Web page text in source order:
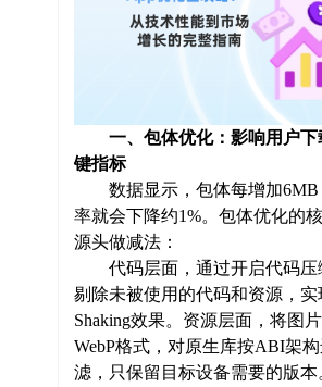
一、包体优化：影响用户
键指标
数据显示，包体每增加6MB
率就会下降约1%。包体优化的
源头做减法：
代码层面，通过开启代码压
剔除未被使用的代码和资源，实
Shaking效果。资源层面，将图
WebP格式，对原生库按ABI架
滤，只保留目标设备需要的版本